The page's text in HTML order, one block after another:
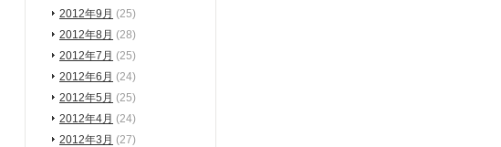
2012年9月 (25)
2012年8月 (28)
2012年7月 (25)
2012年6月 (24)
2012年5月 (25)
2012年4月 (24)
2012年3月 (27)